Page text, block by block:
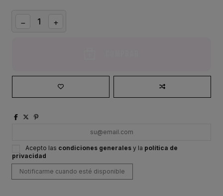
Acepto las condiciones generales y la política de
privacidad